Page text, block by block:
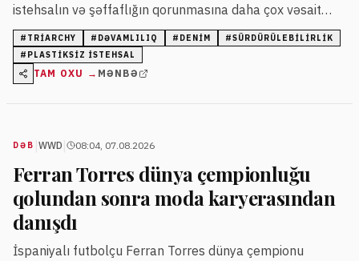
istehsalın və şəffaflığın qorunmasına daha çox vəsait
ayırır. Brend innovativ parça texnologiyalarına sərmayə
yatıraraq biznesini daha davamlı etmək üçün cəhd
göstərir.
# TRIARCHY # DƏVAMLILIQ # DENIM #SÜRDÜRÜLEBILIRLIK
# PLASTIKSIZ ISTEHSAL
TAM OXU → MƏNBƏ
DƏB WWD 08:04, 07.08.2026
Ferran Torres dünya çempionluğu
qolundan sonra moda karyerasından
danışdı
İspaniyalı futbolçu Ferran Torres dünya çempionu